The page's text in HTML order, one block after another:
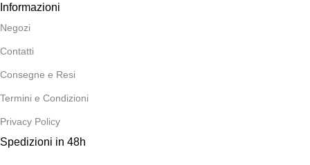
Informazioni
Negozi
Contatti
Consegne e Resi
Termini e Condizioni
Privacy Policy
Spedizioni in 48h